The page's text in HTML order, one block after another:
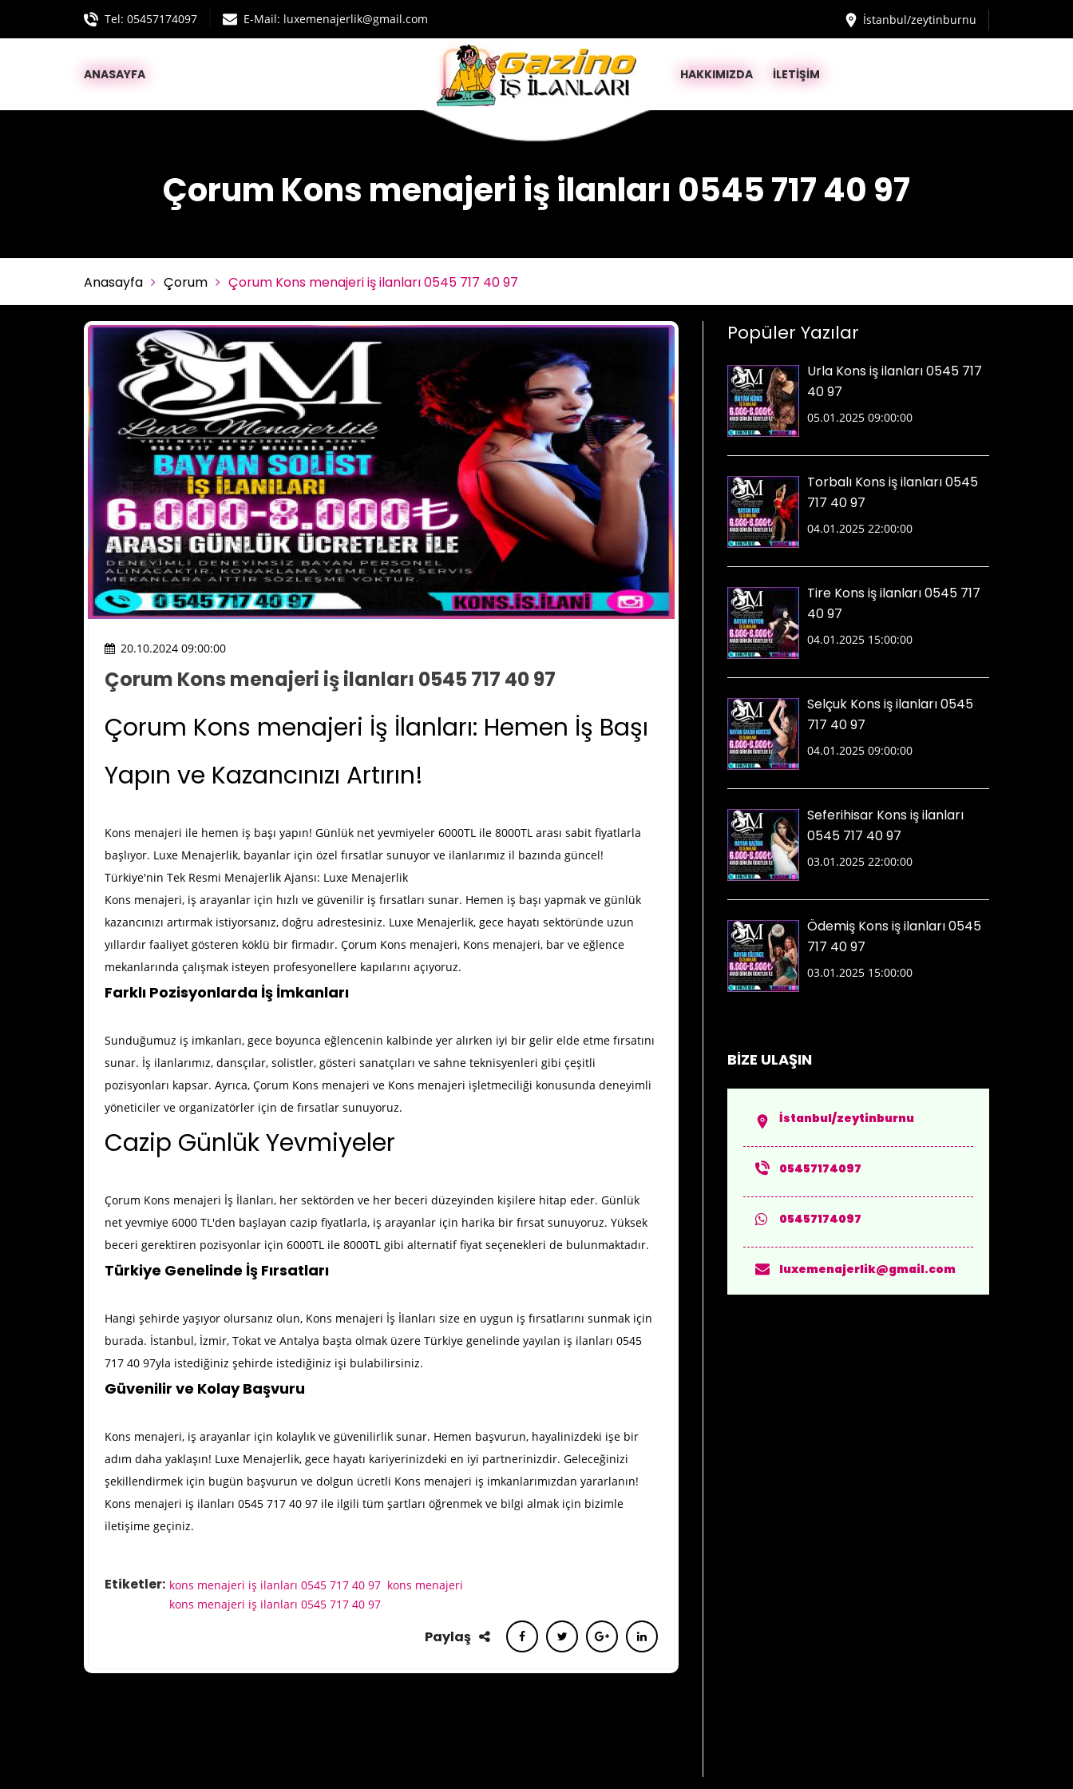
Tel: 05457174097 E-Mail: luxemenajerlik@gmail.com İstanbul/zeytinburnu
ANASAYFA HAKKIMIZDA İLETİŞİM
Çorum Kons menajeri iş ilanları 0545 717 40 97
Anasayfa Çorum Çorum Kons menajeri iş ilanları 0545 717 40 97
20.10.2024 09:00:00
Çorum Kons menajeri iş ilanları 0545 717 40 97
Çorum Kons menajeri İş İlanları: Hemen İş Başı
Yapın ve Kazancınızı Artırın!
Kons menajeri ile hemen iş başı yapın! Günlük net yevmiyeler 6000TL ile 8000TL arası sabit fiyatlarla
başlıyor. Luxe Menajerlik, bayanlar için özel fırsatlar sunuyor ve ilanlarımız il bazında güncel!
Türkiye'nin Tek Resmi Menajerlik Ajansı: Luxe Menajerlik
Kons menajeri, iş arayanlar için hızlı ve güvenilir iş fırsatları sunar. Hemen iş başı yapmak ve günlük
kazancınızı artırmak istiyorsanız, doğru adrestesiniz. Luxe Menajerlik, gece hayatı sektöründe uzun
yıllardır faaliyet gösteren köklü bir firmadır. Çorum Kons menajeri, Kons menajeri, bar ve eğlence
mekanlarında çalışmak isteyen profesyonellere kapılarını açıyoruz.
Farklı Pozisyonlarda İş İmkanları
Sunduğumuz iş imkanları, gece boyunca eğlencenin kalbinde yer alırken iyi bir gelir elde etme fırsatını
sunar. İş ilanlarımız, dansçılar, solistler, gösteri sanatçıları ve sahne teknisyenleri gibi çeşitli
pozisyonları kapsar. Ayrıca, Çorum Kons menajeri ve Kons menajeri işletmeciliği konusunda deneyimli
yöneticiler ve organizatörler için de fırsatlar sunuyoruz.
Cazip Günlük Yevmiyeler
Çorum Kons menajeri İş İlanları, her sektörden ve her beceri düzeyinden kişilere hitap eder. Günlük
net yevmiye 6000 TL'den başlayan cazip fiyatlarla, iş arayanlar için harika bir fırsat sunuyoruz. Yüksek
beceri gerektiren pozisyonlar için 6000TL ile 8000TL gibi alternatif fiyat seçenekleri de bulunmaktadır.
Türkiye Genelinde İş Fırsatları
Hangi şehirde yaşıyor olursanız olun, Kons menajeri İş İlanları size en uygun iş fırsatlarını sunmak için
burada. İstanbul, İzmir, Tokat ve Antalya başta olmak üzere Türkiye genelinde yayılan iş ilanları 0545
717 40 97yla istediğiniz şehirde istediğiniz işi bulabilirsiniz.
Güvenilir ve Kolay Başvuru
Kons menajeri, iş arayanlar için kolaylık ve güvenilirlik sunar. Hemen başvurun, hayalinizdeki işe bir
adım daha yaklaşın! Luxe Menajerlik, gece hayatı kariyerinizdeki en iyi partnerinizdir. Geleceğinizi
şekillendirmek için bugün başvurun ve dolgun ücretli Kons menajeri iş imkanlarımızdan yararlanın!
Kons menajeri iş ilanları 0545 717 40 97 ile ilgili tüm şartları öğrenmek ve bilgi almak için bizimle
iletişime geçiniz.
Etiketler: kons menajeri iş ilanları 0545 717 40 97 kons menajeri
kons menajeri iş ilanları 0545 717 40 97
Paylaş
Popüler Yazılar
Urla Kons iş ilanları 0545 717
40 97
05.01.2025 09:00:00
Torbalı Kons iş ilanları 0545
717 40 97
04.01.2025 22:00:00
Tire Kons iş ilanları 0545 717
40 97
04.01.2025 15:00:00
Selçuk Kons iş ilanları 0545
717 40 97
04.01.2025 09:00:00
Seferihisar Kons iş ilanları
0545 717 40 97
03.01.2025 22:00:00
Ödemiş Kons iş ilanları 0545
717 40 97
03.01.2025 15:00:00
BİZE ULAŞIN
İstanbul/zeytinburnu
05457174097
05457174097
luxemenajerlik@gmail.com